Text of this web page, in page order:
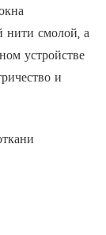
нити смолой, а
устройстве
и